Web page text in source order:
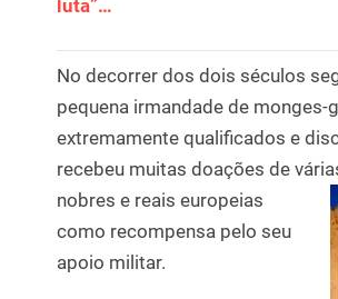
luta”…
No decorrer dos dois séculos
pequena irmandade de monges-
extremamente qualificados e
recebeu muitas doações de
nobres e reais europeias
como recompensa pelo seu
apoio militar.